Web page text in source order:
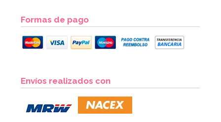
Formas de pago
Envíos realizados con